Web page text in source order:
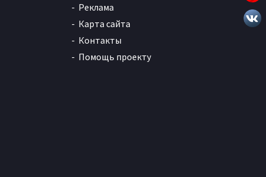
Реклама
Карта сайта
Контакты
Помощь проекту